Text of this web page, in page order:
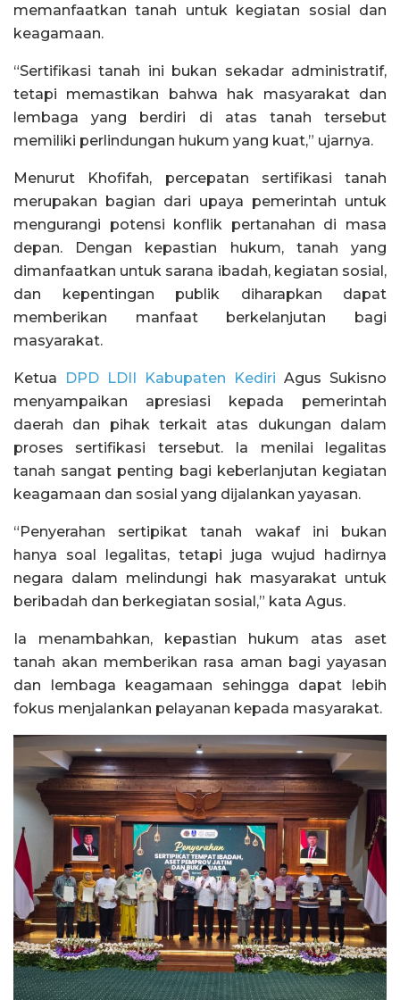
memanfaatkan tanah untuk kegiatan sosial dan
keagamaan.
“Sertifikasi tanah ini bukan sekadar administratif,
tetapi memastikan bahwa hak masyarakat dan
lembaga yang berdiri di atas tanah tersebut
memiliki perlindungan hukum yang kuat,” ujarnya.
Menurut Khofifah, percepatan sertifikasi tanah
merupakan bagian dari upaya pemerintah untuk
mengurangi potensi konflik pertanahan di masa
depan. Dengan kepastian hukum, tanah yang
dimanfaatkan untuk sarana ibadah, kegiatan sosial,
dan kepentingan publik diharapkan dapat
memberikan manfaat berkelanjutan bagi
masyarakat.
Ketua DPD LDII Kabupaten Kediri Agus Sukisno
menyampaikan apresiasi kepada pemerintah
daerah dan pihak terkait atas dukungan dalam
proses sertifikasi tersebut. Ia menilai legalitas
tanah sangat penting bagi keberlanjutan kegiatan
keagamaan dan sosial yang dijalankan yayasan.
“Penyerahan sertipikat tanah wakaf ini bukan
hanya soal legalitas, tetapi juga wujud hadirnya
negara dalam melindungi hak masyarakat untuk
beribadah dan berkegiatan sosial,” kata Agus.
Ia menambahkan, kepastian hukum atas aset
tanah akan memberikan rasa aman bagi yayasan
dan lembaga keagamaan sehingga dapat lebih
fokus menjalankan pelayanan kepada masyarakat.